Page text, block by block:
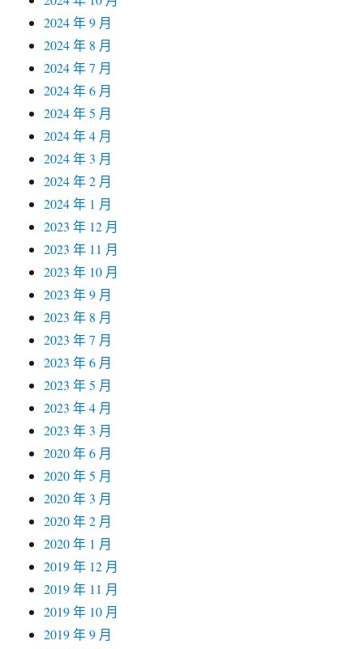
2024 年 9 月
2024 年 8 月
2024 年 7 月
2024 年 6 月
2024 年 5 月
2024 年 4 月
2024 年 3 月
2024 年 2 月
2024 年 1 月
2023 年 12 月
2023 年 11 月
2023 年 10 月
2023 年 9 月
2023 年 8 月
2023 年 7 月
2023 年 6 月
2023 年 5 月
2023 年 4 月
2023 年 3 月
2020 年 6 月
2020 年 5 月
2020 年 3 月
2020 年 2 月
2020 年 1 月
2019 年 12 月
2019 年 11 月
2019 年 10 月
2019 年 9 月